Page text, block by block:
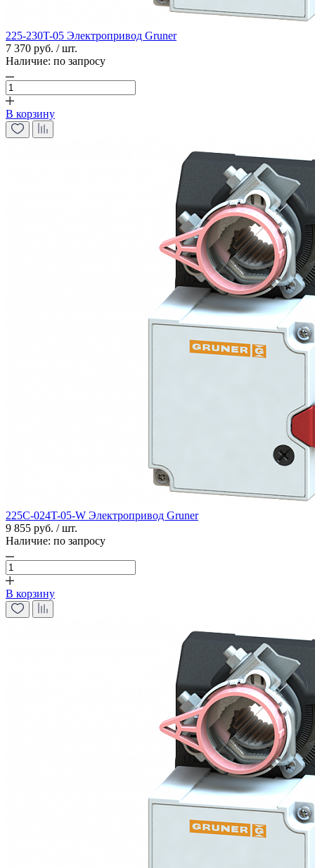
225-230T-05 Электропривод Gruner
7 370 руб. / шт.
Наличие: по запросу
В корзину
225C-024T-05-W Электропривод Gruner
9 855 руб. / шт.
Наличие: по запросу
В корзину